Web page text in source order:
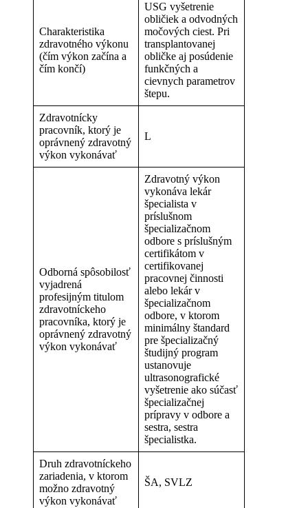
Charakteristika
zdravotného výkonu
(čím výkon začína a
čím končí)
USG vyšetrenie
obličiek a odvodných
močových ciest. Pri
transplantovanej
obličke aj posúdenie
funkčných a
cievnych parametrov
štepu.
Zdravotnícky
pracovník, ktorý je
oprávnený zdravotný
výkon vykonávať
L
Odborná spôsobilosť
vyjadrená
profesijným titulom
zdravotníckeho
pracovníka, ktorý je
oprávnený zdravotný
výkon vykonávať
Zdravotný výkon
vykonáva lekár
špecialista v
príslušnom
špecializačnom
odbore s príslušným
certifikátom v
certifikovanej
pracovnej činnosti
alebo lekár v
špecializačnom
odbore, v ktorom
minimálny štandard
pre špecializačný
študijný program
ustanovuje
ultrasonografické
vyšetrenie ako súčasť
špecializačnej
prípravy v odbore a
sestra, sestra
špecialistka.
Druh zdravotníckeho
zariadenia, v ktorom
možno zdravotný
výkon vykonávať
ŠA, SVLZ